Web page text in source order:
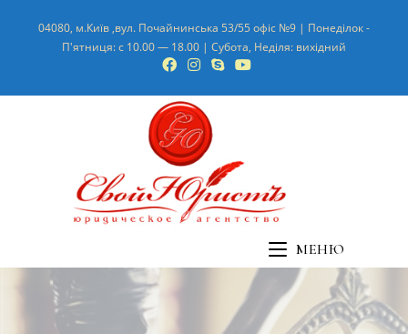
04080, м.Київ ,вул. Почайнинська 53/55 офіс №9 | Понеділок -
П'ятниця: с 10.00 — 18.00 | Субота, Неділя: вихідний
МЕНЮ